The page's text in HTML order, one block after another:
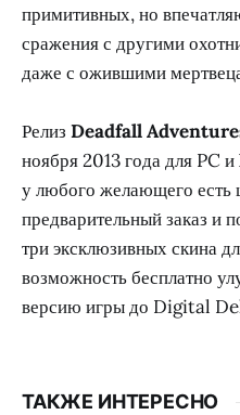
примитивных, но
сражения с другими
даже с ожившими
Релиз Deadfall
ноября 2013 года для PC
у любого желающего есть
предварительный заказ и
три эксклюзивных скина
возможность бесплатно
версию игры до Digital
ТАКЖЕ ИНТЕРЕСНО